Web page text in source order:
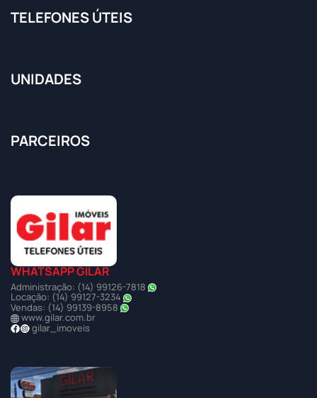
TELEFONES ÚTEIS
UNIDADES
PARCEIROS
WHATSAPP GILAR
Administração: (14) 99126-7818
Locação: (14) 99127-3234
Vendas: (14) 99139-8958
www.gilar.com.br
gilar_imoveis